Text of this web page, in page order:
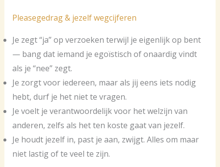
Pleasegedrag & jezelf wegcijferen
Je zegt “ja” op verzoeken terwijl je eigenlijk op bent
— bang dat iemand je egoïstisch of onaardig vindt
als je “nee” zegt.
Je zorgt voor iedereen, maar als jij eens iets nodig
hebt, durf je het niet te vragen.
Je voelt je verantwoordelijk voor het welzijn van
anderen, zelfs als het ten koste gaat van jezelf.
Je houdt jezelf in, past je aan, zwijgt. Alles om maar
niet lastig of te veel te zijn.